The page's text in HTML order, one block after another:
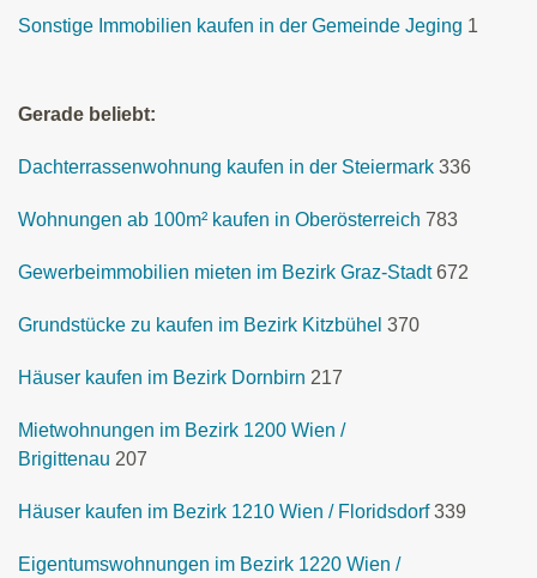
Sonstige Immobilien kaufen in der Gemeinde Jeging 1
Gerade beliebt:
Dachterrassenwohnung kaufen in der Steiermark 336
Wohnungen ab 100m² kaufen in Oberösterreich 783
Gewerbeimmobilien mieten im Bezirk Graz-Stadt 672
Grundstücke zu kaufen im Bezirk Kitzbühel 370
Häuser kaufen im Bezirk Dornbirn 217
Mietwohnungen im Bezirk 1200 Wien /
Brigittenau 207
Häuser kaufen im Bezirk 1210 Wien / Floridsdorf 339
Eigentumswohnungen im Bezirk 1220 Wien /